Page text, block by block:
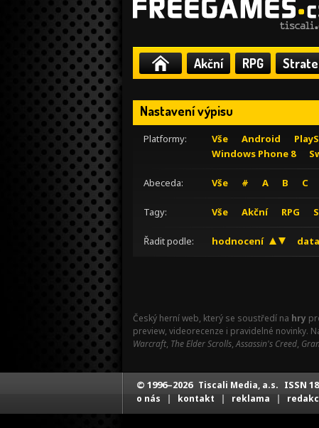
Akční RPG
Nastavení výpisu
Platformy: Vše Android
Windows Phone 8
Abeceda: Vše # A B C
Tagy: Vše Akční RPG
Řadit podle: hodnocení
Český herní web, který se soustředí na hry
preview, videorecenze i pravidelné novinky.
Warcraft, The Elder Scrolls,Assassin's Creed,
© 1996–2026 Tiscali Media, a.s. ISSN
o nás | kontakt | reklama |